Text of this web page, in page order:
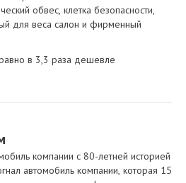
обвес, клетка безопасности,
для веса салон и фирменный
в 3,3 раза дешевле
компании с 80-летней историей
автомобиль компании, которая 15